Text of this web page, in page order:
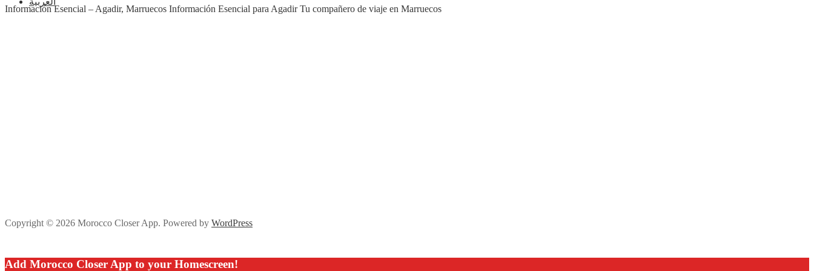
Información Esencial – Agadir, Marruecos Información Esencial para Agadir Tu compañero de viaje en Marruecos
Copyright © 2026 Morocco Closer App. Powered by WordPress
Add Morocco Closer App to your Homescreen!